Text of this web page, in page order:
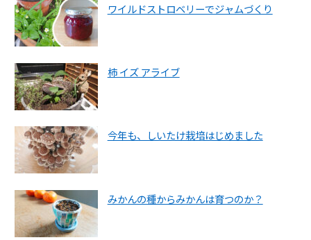
ワイルドストロベリーでジャムづくり
柿 イズ アライブ
今年も、しいたけ栽培はじめました
みかんの種からみかんは育つのか？